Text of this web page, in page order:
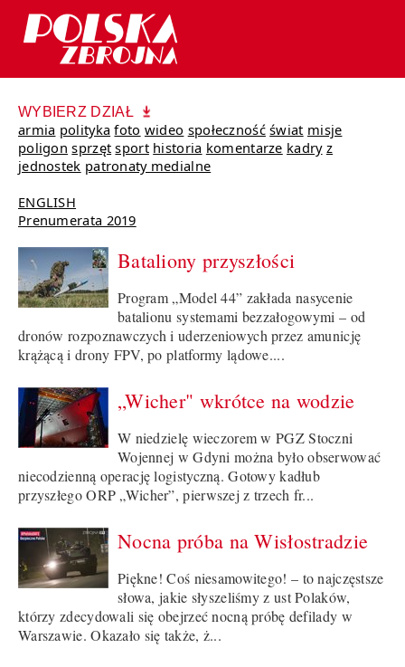
WYBIERZ DZIAŁ
armia polityka foto wideo społeczność świat misje
poligon sprzęt sport historia komentarze kadry z
jednostek patronaty medialne
ENGLISH
Prenumerata 2019
Bataliony przyszłości
Program „Model 44” zakłada nasycenie
batalionu systemami bezzałogowymi – od
dronów rozpoznawczych i uderzeniowych przez amunicję
krążącą i drony FPV, po platformy lądowe....
„Wicher" wkrótce na wodzie
W niedzielę wieczorem w PGZ Stoczni
Wojennej w Gdyni można było obserwować
niecodzienną operację logistyczną. Gotowy kadłub
przyszłego ORP „Wicher”, pierwszej z trzech fr...
Nocna próba na Wisłostradzie
Piękne! Coś niesamowitego! – to najczęstsze
słowa, jakie słyszeliśmy z ust Polaków,
którzy zdecydowali się obejrzeć nocną próbę defilady w
Warszawie. Okazało się także, ż...